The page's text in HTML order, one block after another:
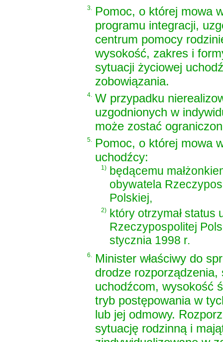
3. Pomoc, o której mowa
programu integracji,
centrum pomocy
wysokość, zakres i
sytuacji życiowej
zobowiązania.
4. W przypadku
uzgodnionych w
może zostać
5. Pomoc, o której mowa
uchodźcy:
1) będącemu
obywatela
Polskiej,
2) który otrzymał status
Rzeczypospolitej
stycznia 1998 r.
6. Minister właściwy do
drodze rozporządzenia,
uchodźcom, wysokość
tryb postępowania w
lub jej odmowy.
sytuację rodzinną i